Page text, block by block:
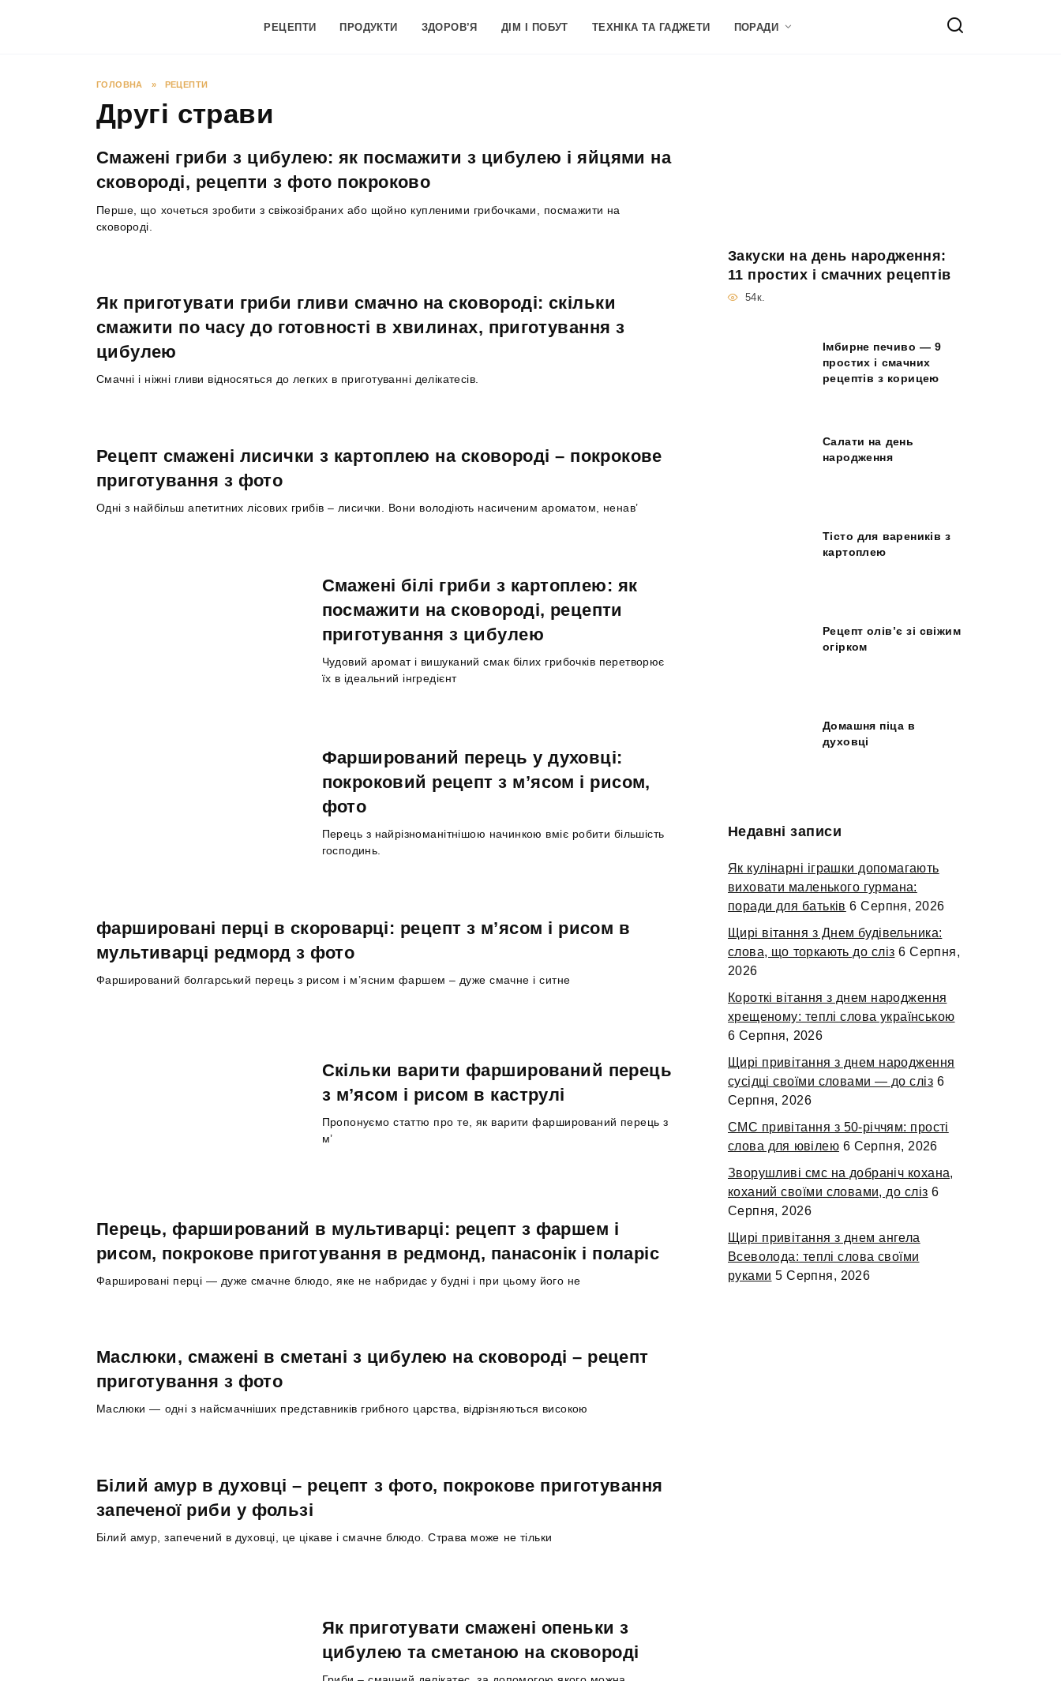
РЕЦЕПТИ ПРОДУКТИ ЗДОРОВ’Я ДІМ І ПОБУТ ТЕХНІКА ТА ГАДЖЕТИ ПОРАДИ
ГОЛОВНА » РЕЦЕПТИ
Другі страви
Смажені гриби з цибулею: як посмажити з цибулею і яйцями на
сковороді, рецепти з фото покроково
Перше, що хочеться зробити з свіжозібраних або щойно купленими грибочками, посмажити на
сковороді.
Як приготувати гриби гливи смачно на сковороді: скільки
смажити по часу до готовності в хвилинах, приготування з
цибулею
Смачні і ніжні гливи відносяться до легких в приготуванні делікатесів.
Рецепт смажені лисички з картоплею на сковороді – покрокове
приготування з фото
Одні з найбільш апетитних лісових грибів – лисички. Вони володіють насиченим ароматом, ненав’
Смажені білі гриби з картоплею: як
посмажити на сковороді, рецепти
приготування з цибулею
Чудовий аромат і вишуканий смак білих грибочків перетворює
їх в ідеальний інгредієнт
Фарширований перець у духовці:
покроковий рецепт з м’ясом і рисом,
фото
Перець з найрізноманітнішою начинкою вміє робити більшість
господинь.
фаршировані перці в скороварці: рецепт з м’ясом і рисом в
мультиварці редморд з фото
Фарширований болгарський перець з рисом і м’ясним фаршем – дуже смачне і ситне
Скільки варити фарширований перець
з м’ясом і рисом в каструлі
Пропонуємо статтю про те, як варити фарширований перець з
м’
Перець, фарширований в мультиварці: рецепт з фаршем і
рисом, покрокове приготування в редмонд, панасонік і поларіс
Фаршировані перці — дуже смачне блюдо, яке не набридає у будні і при цьому його не
Маслюки, смажені в сметані з цибулею на сковороді – рецепт
приготування з фото
Маслюки — одні з найсмачніших представників грибного царства, відрізняються високою
Білий амур в духовці – рецепт з фото, покрокове приготування
запеченої риби у фользі
Білий амур, запечений в духовці, це цікаве і смачне блюдо. Страва може не тільки
Як приготувати смажені опеньки з
цибулею та сметаною на сковороді
Закуски на день народження:
11 простих і смачних рецептів
54к.
Імбирне печиво — 9
простих і смачних
рецептів з корицею
Салати на день
народження
Тісто для вареників з
картоплею
Рецепт олів’є зі свіжим
огірком
Домашня піца в
духовці
Недавні записи
Як кулінарні іграшки допомагають
виховати маленького гурмана:
поради для батьків 6 Серпня, 2026
Щирі вітання з Днем будівельника:
слова, що торкають до сліз 6 Серпня,
2026
Короткі вітання з днем народження
хрещеному: теплі слова українською
6 Серпня, 2026
Щирі привітання з днем народження
сусідці своїми словами — до сліз 6
Серпня, 2026
СМС привітання з 50-річчям: прості
слова для ювілею 6 Серпня, 2026
Зворушливі смс на добраніч кохана,
коханий своїми словами, до сліз 6
Серпня, 2026
Щирі привітання з днем ангела
Всеволода: теплі слова своїми
руками 5 Серпня, 2026